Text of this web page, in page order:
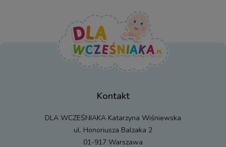
Kontakt
DLA WCZEŚNIAKA Katarzyna Wiśniewska
ul. Honoriusza Balzaka 2
01-917 Warszawa